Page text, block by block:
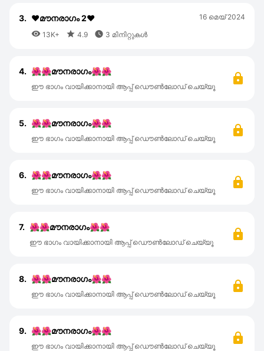
3. ❤️മൗനരാഗം 2❤️
 13K+  4.9  3 മിനിറ്റുകൾ
16 മെയ്‌ 2024
4. 🌺🌺മൗനരാഗം🌺🌺
ഈ ഭാഗം വായിക്കാനായി ആപ്പ് ഡൌൺലോഡ് ചെയ്യൂ
5. 🌺🌺മൗനരാഗം🌺🌺
ഈ ഭാഗം വായിക്കാനായി ആപ്പ് ഡൌൺലോഡ് ചെയ്യൂ
6. 🌺🌺മൗനരാഗം🌺🌺
ഈ ഭാഗം വായിക്കാനായി ആപ്പ് ഡൌൺലോഡ് ചെയ്യൂ
7. 🌺🌺മൗനരാഗം🌺🌺
ഈ ഭാഗം വായിക്കാനായി ആപ്പ് ഡൌൺലോഡ് ചെയ്യൂ
8. 🌺🌺മൗനരാഗം🌺🌺
ഈ ഭാഗം വായിക്കാനായി ആപ്പ് ഡൌൺലോഡ് ചെയ്യൂ
9. 🌺🌺മൗനരാഗം🌺🌺
ഈ ഭാഗം വായിക്കാനായി ആപ്പ് ഡൌൺലോഡ് ചെയ്യൂ